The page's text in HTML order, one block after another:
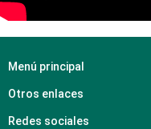
Menú principal
Otros enlaces
Redes sociales